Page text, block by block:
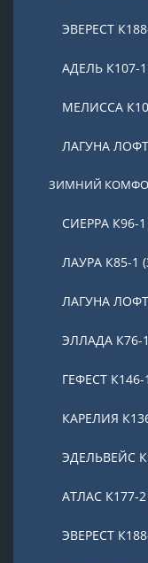
ЭВЕРЕСТ
АДЕЛЬ
МЕЛИССА
ЛАГУНА
ЗИМНИЙ
СИЕРРА
ЛАУРА К85-
ЛАГУНА
ЭЛЛАДА
ГЕФЕСТ
КАРЕЛИЯ
ЭДЕЛЬВЕЙС
АТЛАС
ЭВЕРЕСТ